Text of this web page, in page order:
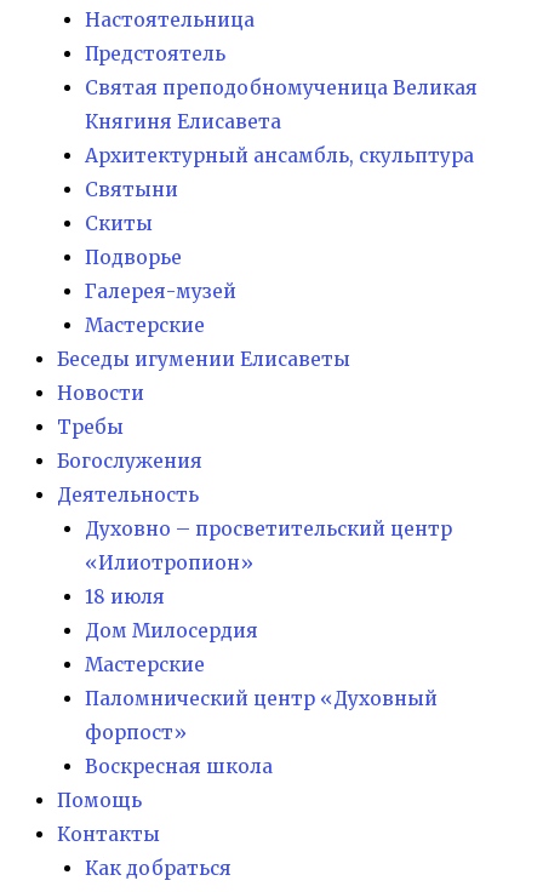
Настоятельница
Предстоятель
Святая преподобномученица Великая
Княгиня Елисавета
Архитектурный ансамбль, скульптура
Святыни
Скиты
Подворье
Галерея-музей
Мастерские
Беседы игумении Елисаветы
Новости
Требы
Богослужения
Деятельность
Духовно – просветительский центр
«Илиотропион»
18 июля
Дом Милосердия
Мастерские
Паломнический центр «Духовный
форпост»
Воскресная школа
Помощь
Контакты
Как добраться